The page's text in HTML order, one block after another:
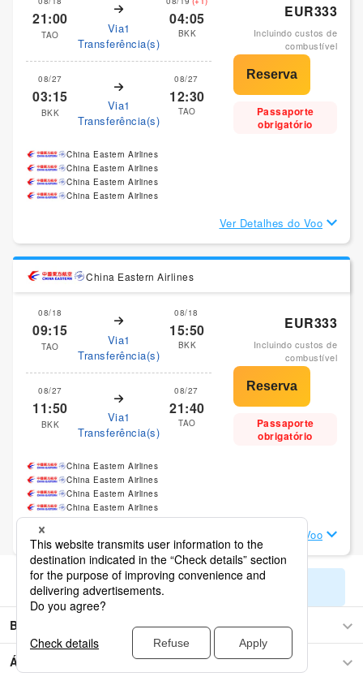
21:00
TAO
Via1
Transferência(s)
04:05
BKK
08/27
03:15
BKK
Via1
Transferência(s)
08/27
12:30
TAO
EUR333
Incluindo custos de
combustível
Passaporte
obrigatório
China Eastern Airlines
China Eastern Airlines
China Eastern Airlines
China Eastern Airlines
Ver Detalhes do Voo
China Eastern Airlines
08/18
09:15
TAO
Via1
Transferência(s)
08/18
15:50
BKK
08/27
11:50
BKK
Via1
Transferência(s)
08/27
21:40
TAO
EUR333
Incluindo custos de
combustível
Passaporte
obrigatório
China Eastern Airlines
China Eastern Airlines
China Eastern Airlines
China Eastern Airlines
Ver Detalhes do Voo
Mostrar os resultados da pesquisa restantes
Bangkok
Ásia